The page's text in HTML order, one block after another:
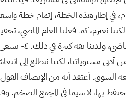
في إطار هذه الخطة، إتمام خطة
نعتزم، كما فعلنا العام الماضي،
هذا بالتفصيل، إن
مستوياتنا، لكننا نتطلع إلى
أعتقد أنه من الإنصاف القول